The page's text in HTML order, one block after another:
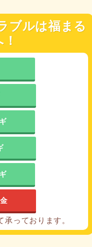
ブルは福まる
っております。